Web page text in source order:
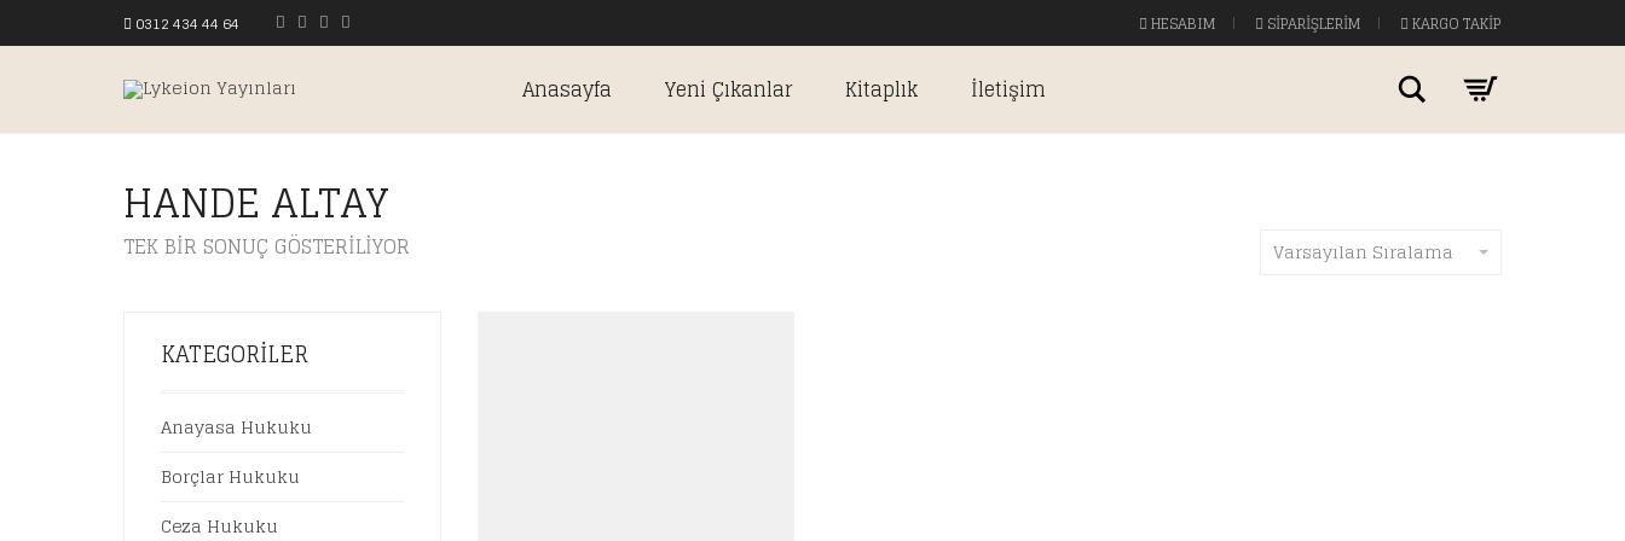
0312 434 44 64 HESABIM SIPARIŞLERIM KARGO TAKIP
Anasayfa Yeni Çıkanlar Kitaplık İletişim
HANDE ALTAY
TEK BIR SONUÇ GÖSTERILIYOR Varsayılan Sıralama
KATEGORILER
Anayasa Hukuku
Borçlar Hukuku
Ceza Hukuku